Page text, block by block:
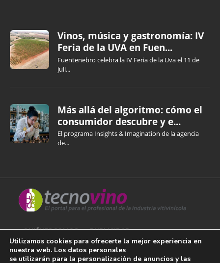
Vinos, música y gastronomía: IV
Feria de la UVA en Fuen...
Fuentenebro celebra la IV Feria de la Uva el 11 de
juli...
Más allá del algoritmo: cómo el
consumidor descubre y e...
El programa Insights & Imagination de la agencia
de...
QUIÉNES SOMOS PUBLICIDAD
AVISO LEGAL
Utilizamos cookies para ofrecerte la mejor experiencia en
nuestra web. Los datos personales
se utilizarán para la personalización de anuncios y las